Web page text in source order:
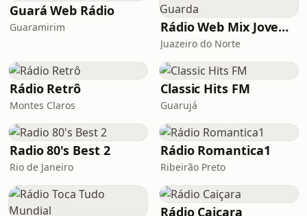
Guará Web Rádio
Guaramirim Rádio Web Mix Jovem Guarda
Juazeiro do Norte
Rádio Retrô
Montes Claros
Classic Hits FM
Guarujá
Radio 80's Best 2
Rio de Janeiro
Rádio Romantica1
Ribeirão Preto
Rádio Caiçara